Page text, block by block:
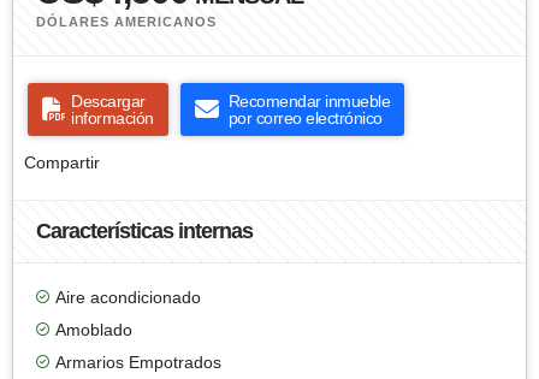
DÓLARES AMERICANOS
Descargar
información
Recomendar inmueble
por correo electrónico
Compartir
Características internas
Aire acondicionado
Amoblado
Armarios Empotrados